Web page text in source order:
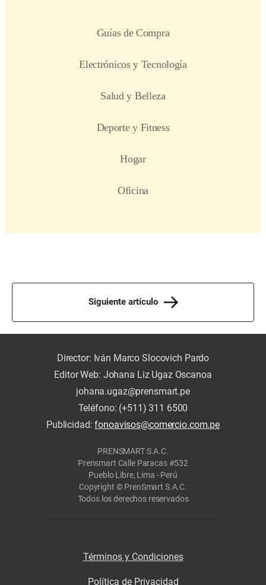
Siguiente artículo
Director: Iván Marco Slocovich Pardo
Editor Web: Johana Liz Ugaz Oscanoa
johana.ugaz@prensmart.pe
Teléfono: (+511) 311 6500
Publicidad:fonoavisos@comercio.com.pe
PRENSMART S.A.C.
Prensmart Calle Paracas #532
Pueblo Libre, Lima - Perú
Copyright © PrenSmart S.A.C.
Todos los derechos reservados
Términos y Condiciones
Política de Privacidad